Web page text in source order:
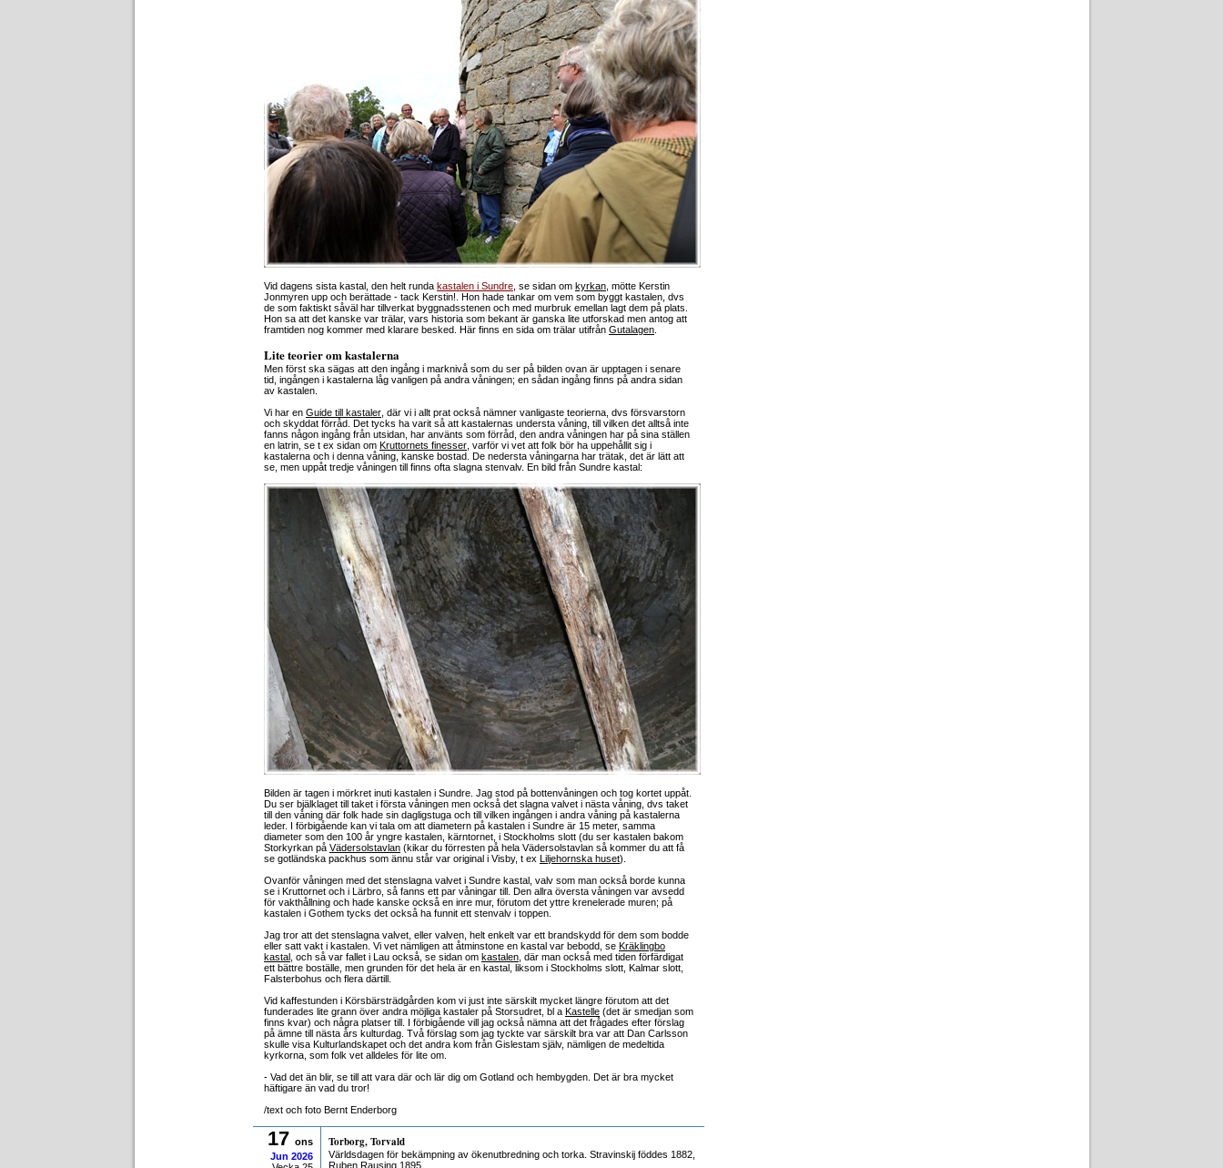
Vid dagens sista kastal, den helt runda kastalen i Sundre , se sidan om kyrkan , mötte Kerstin
Jonmyren upp och berättade - tack Kerstin!. Hon hade tankar om vem som byggt kastalen, dvs
de som faktiskt såväl har tillverkat byggnadsstenen och med murbruk emellan lagt dem på plats.
Hon sa att det kanske var trälar, vars historia som bekant är ganska lite utforskad men antog att
framtiden nog kommer med klarare besked. Här finns en sida om trälar utifrån Gutalagen
Lite teorier om kastalerna
Men först ska sägas att den ingång i marknivå som du ser på bilden ovan är upptagen i senare
tid, ingången i kastalerna låg vanligen på andra våningen; en sådan ingång finns på andra sidan
av kastalen.
Vi har en Guide till kastaler , där vi i allt prat också nämner vanligaste teorierna, dvs försvarstorn
och skyddat förråd. Det tycks ha varit så att kastalernas understa våning, till vilken det alltså inte
fanns någon ingång från utsidan, har använts som förråd, den andra våningen har på sina ställen
en latrin, se t ex sidan om Kruttornets finesser , varför vi vet att folk bör ha uppehållit sig i
kastalerna och i denna våning, kanske bostad. De nedersta våningarna har trätak, det är lätt att
se, men uppåt tredje våningen till finns ofta slagna stenvalv. En bild från Sundre kastal:
Bilden är tagen i mörkret inuti kastalen i Sundre. Jag stod på bottenvåningen och tog kortet uppåt.
Du ser bjälklaget till taket i första våningen men också det slagna valvet i nästa våning, dvs taket
till den våning där folk hade sin dagligstuga och till vilken ingången i andra våning på kastalerna
leder. I förbigående kan vi tala om att diametern på kastalen i Sundre är 15 meter, samma
diameter som den 100 år yngre kastalen, kärntornet, i Stockholms slott (du ser kastalen bakom
Storkyrkan på Vädersolstavlan (kikar du förresten på hela Vädersolstavlan så kommer du att få
se gotländska packhus som ännu står var original i Visby, t ex Liljehornska huset).
Ovanför våningen med det stenslagna valvet i Sundre kastal, valv som man också borde kunna
se i Kruttornet och i Lärbro, så fanns ett par våningar till. Den allra översta våningen var avsedd
för vakthållning och hade kanske också en inre mur, förutom det yttre krenelerade muren; på
kastalen i Gothem tycks det också ha funnit ett stenvalv i toppen.
Jag tror att det stenslagna valvet, eller valven, helt enkelt var ett brandskydd för dem som bodde
eller satt vakt i kastalen. Vi vet nämligen att åtminstone en kastal var bebodd, se Kräklingbo
kastal , och så var fallet i Lau också, se sidan om kastalen , där man också med tiden förfärdigat
ett bättre boställe, men grunden för det hela är en kastal, liksom i Stockholms slott, Kalmar slott,
Falsterbohus och flera därtill.
Vid kaffestunden i Körsbärsträdgården kom vi just inte särskilt mycket längre förutom att det
funderades lite grann över andra möjliga kastaler på Storsudret, bl a Kastelle (det är smedjan som
finns kvar) och några platser till. I förbigående vill jag också nämna att det frågades efter förslag
på ämne till nästa års kulturdag. Två förslag som jag tyckte var särskilt bra var att Dan Carlsson
skulle visa Kulturlandskapet och det andra kom från Gislestam själv, nämligen de medeltida
kyrkorna, som folk vet alldeles för lite om.
- Vad det än blir, se till att vara där och lär dig om Gotland och hembygden. Det är bra mycket
häftigare än vad du tror!
/text och foto Bernt Enderborg
17 ons
Jun 2026
Torborg, Torvald
Världsdagen för bekämpning av ökenutbredning och torka. Stravinskij föddes 1882,
Ruben Rausing 1895.